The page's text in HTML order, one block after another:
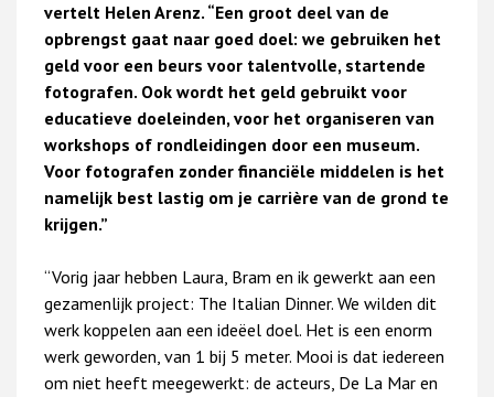
vertelt Helen Arenz. “Een groot deel van de
opbrengst gaat naar goed doel: we gebruiken het
geld voor een beurs voor talentvolle, startende
fotografen. Ook wordt het geld gebruikt voor
educatieve doeleinden, voor het organiseren van
workshops of rondleidingen door een museum.
Voor fotografen zonder financiële middelen is het
namelijk best lastig om je carrière van de grond te
krijgen.”
“Vorig jaar hebben Laura, Bram en ik gewerkt aan een
gezamenlijk project: The Italian Dinner. We wilden dit
werk koppelen aan een ideëel doel. Het is een enorm
werk geworden, van 1 bij 5 meter. Mooi is dat iedereen
om niet heeft meegewerkt: de acteurs, De La Mar en